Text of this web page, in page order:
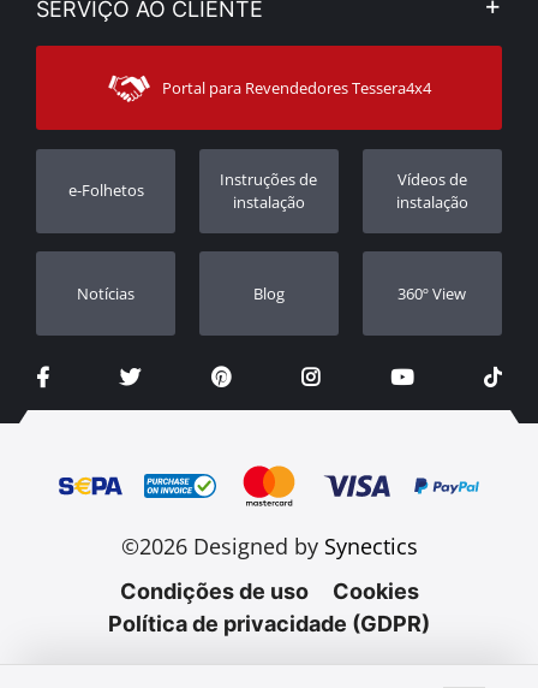
Notícias
Sitemap
Modos de Enviο
SERVIÇO AO CLIENTE
Contacto
Apoio ao cliente
Rastrear ordem
Revendedores
Portal para Revendedores Tessera4x4
e-Folhetos
Instruções de
instalação
Vídeos de
instalação
Notícias Blog 360º View
©2026 Designed by Synectics
Condições de uso
Cookies
Política de privacidade (GDPR)